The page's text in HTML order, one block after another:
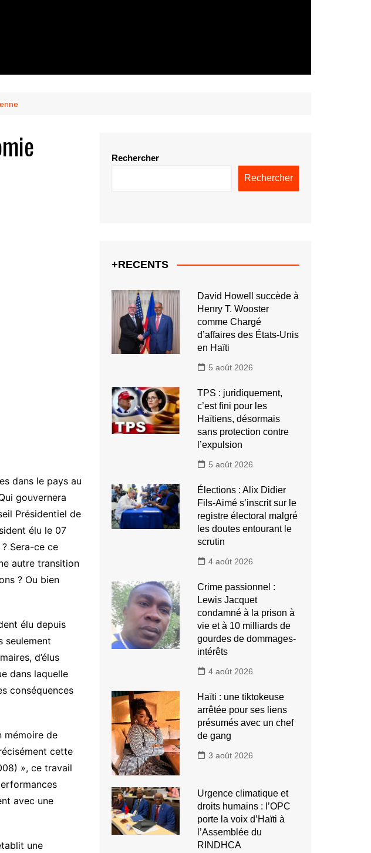
dans le pays au
gouvernera
Présidentiel de
élu le 07
Sera-ce ce
autre transition
? Ou bien
élu depuis
seulement
d’élus
dans laquelle
conséquences
mémoire de
cette
», ce travail
avec une
une
Rechercher
Rechercher
+RECENTS
David Howell succède à
Henry T. Wooster
comme Chargé
d’affaires des États-Unis
en Haïti
5 août 2026
TPS : juridiquement,
c’est fini pour les
Haïtiens, désormais
sans protection contre
l’expulsion
5 août 2026
Élections : Alix Didier
Fils-Aimé s’inscrit sur le
registre électoral malgré
les doutes entourant le
scrutin
4 août 2026
Crime passionnel :
Lewis Jacquet
condamné à la prison à
vie et à 10 milliards de
gourdes de dommages-
intérêts
4 août 2026
Haïti : une tiktokeuse
arrêtée pour ses liens
présumés avec un chef
de gang
3 août 2026
Urgence climatique et
droits humains : l’OPC
porte la voix d’Haïti à
l’Assemblée du
RINDHCA